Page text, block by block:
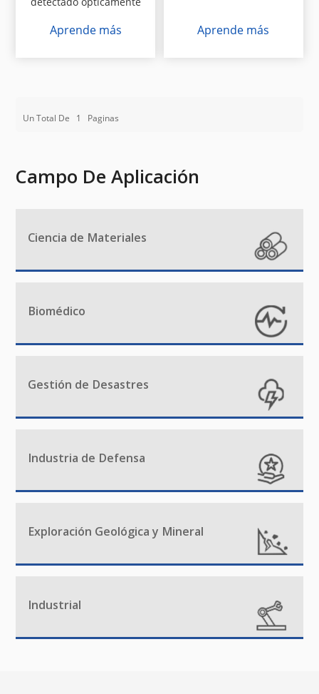
Aprende más Aprende más
Un Total De 1 Paginas
Campo De Aplicación
Ciencia de Materiales
Biomédico
Gestión de Desastres
Industria de Defensa
Exploración Geológica y Mineral
Industrial